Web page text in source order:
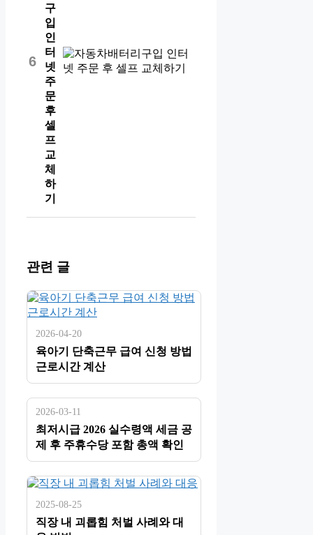
6
구
입
인
터
넷
주
문
후
셀
프
교
체
하
기
관련 글
2026-04-20
육아기 단축근무 급여 신청 방법
근로시간 계산
2026-03-11
최저시급 2026 실수령액 세금 공
제 후 주휴수당 포함 총액 확인
2025-08-25
직장 내 괴롭힘 처벌 사례와 대